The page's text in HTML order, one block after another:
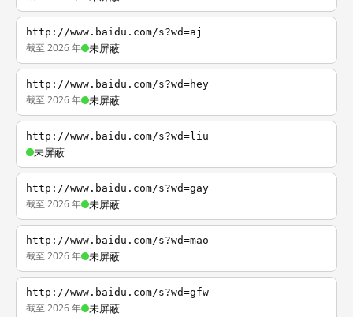
http://www.baidu.com/s?wd=aj
截至 2026 年 未屏蔽
http://www.baidu.com/s?wd=hey
截至 2026 年 未屏蔽
http://www.baidu.com/s?wd=liu
未屏蔽
http://www.baidu.com/s?wd=gay
截至 2026 年 未屏蔽
http://www.baidu.com/s?wd=mao
截至 2026 年 未屏蔽
http://www.baidu.com/s?wd=gfw
截至 2026 年 未屏蔽